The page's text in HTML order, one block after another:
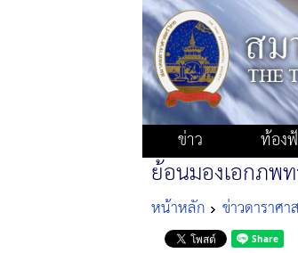
ข่าว ท้อง
ย้อนมองเอกภพ
หน้าหลัก ข่าวดาราศ